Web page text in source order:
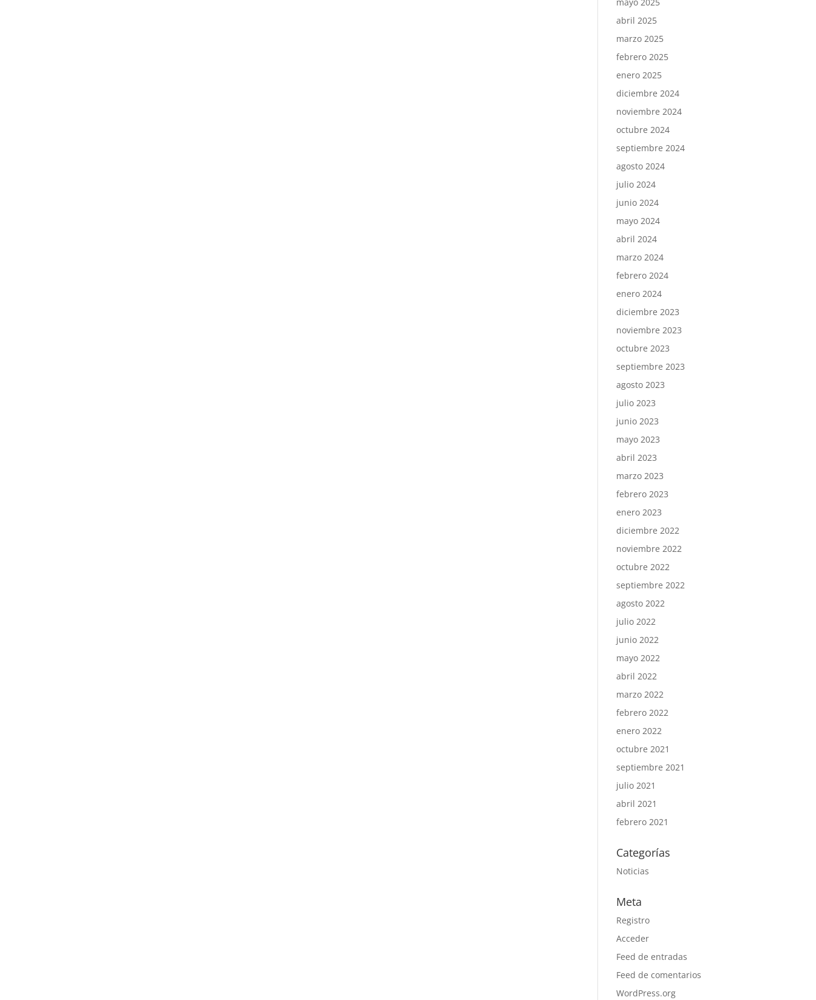
abril 2025
marzo 2025
febrero 2025
enero 2025
diciembre 2024
noviembre 2024
octubre 2024
septiembre 2024
agosto 2024
julio 2024
junio 2024
mayo 2024
abril 2024
marzo 2024
febrero 2024
enero 2024
diciembre 2023
noviembre 2023
octubre 2023
septiembre 2023
agosto 2023
julio 2023
junio 2023
mayo 2023
abril 2023
marzo 2023
febrero 2023
enero 2023
diciembre 2022
noviembre 2022
octubre 2022
septiembre 2022
agosto 2022
julio 2022
junio 2022
mayo 2022
abril 2022
marzo 2022
febrero 2022
enero 2022
octubre 2021
septiembre 2021
julio 2021
abril 2021
febrero 2021
Categorías
Noticias
Meta
Registro
Acceder
Feed de entradas
Feed de comentarios
WordPress.org